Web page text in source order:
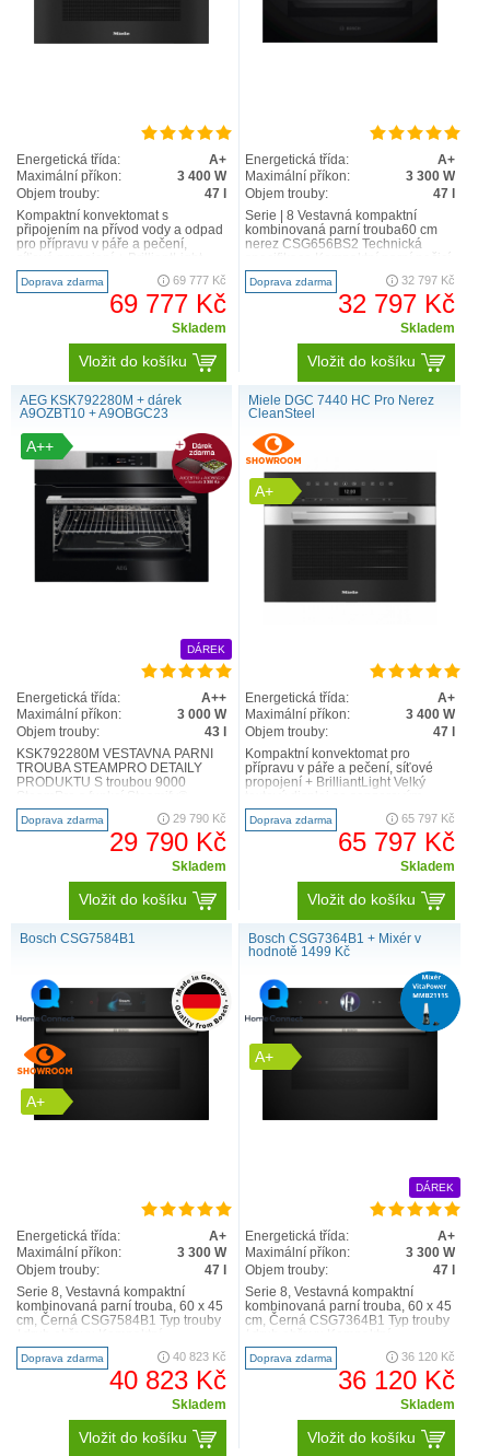
Energetická třída:
A+
Maximální příkon:
3 400 W
Objem trouby:
47 l
Kompaktní konvektomat s
připojením na přívod vody a odpad
pro přípravu v páře a pečení,
Velký textový displej s..
Doprava zdarma 69 777 Kč
69 777 Kč
Skladem
Vložit do košíku
Energetická třída:
A+
Maximální příkon:
3 300 W
Objem trouby:
47 l
Serie | 8 Vestavná kompaktní
kombinovaná parní trouba60 cm
nerez CSG656BS2 Technická
trouba s 12 druhy ohřev..
Doprava zdarma 32 797 Kč
32 797 Kč
Skladem
Vložit do košíku
AEG KSK792280M + dárek
A9OZBT10 + A9OBGC23
A++
DÁREK
Energetická třída:
A++
Maximální příkon:
3 000 W
Objem trouby:
43 l
KSK792280M VESTAVNÁ PARNÍ
TROUBA STEAMPRO DETAILY
PRODUKTU S troubou 9000
můžete doma připravovat pokrmy v
profesioná..
Doprava zdarma 29 790 Kč
29 790 Kč
Skladem
Vložit do košíku
Miele DGC 7440 HC Pro Nerez
CleanSteel
A+
Energetická třída:
A+
Maximální příkon:
3 400 W
Objem trouby:
47 l
Kompaktní konvektomat pro
přípravu v páře a pečení, síťové
propojení + BrilliantLight Velký
ovládáním – DirectSenso..
Doprava zdarma 65 797 Kč
65 797 Kč
Skladem
Vložit do košíku
Bosch CSG7584B1
A+
Energetická třída:
A+
Maximální příkon:
3 300 W
Objem trouby:
47 l
Serie 8, Vestavná kompaktní
kombinovaná parní trouba, 60 x 45
cm, Černá CSG7584B1 Typ trouby
kombinovaná parní trouba s..
Doprava zdarma 40 823 Kč
40 823 Kč
Skladem
Vložit do košíku
Bosch CSG7364B1 + Mixér v
hodnotě 1499 Kč
A+
DÁREK
Energetická třída:
A+
Maximální příkon:
3 300 W
Objem trouby:
47 l
Serie 8, Vestavná kompaktní
kombinovaná parní trouba, 60 x 45
cm, Černá CSG7364B1 Typ trouby
kombinovaná parní trouba s..
Doprava zdarma 36 120 Kč
36 120 Kč
Skladem
Vložit do košíku